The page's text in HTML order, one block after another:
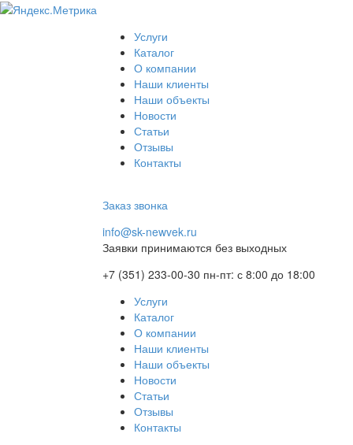
Услуги
Каталог
О компании
Наши клиенты
Наши объекты
Новости
Статьи
Отзывы
Контакты
Заказ звонка
info@sk-newvek.ru
Заявки принимаются без выходных
+7 (351) 233-00-30 пн-пт: с 8:00 до 18:00
Услуги
Каталог
О компании
Наши клиенты
Наши объекты
Новости
Статьи
Отзывы
Контакты